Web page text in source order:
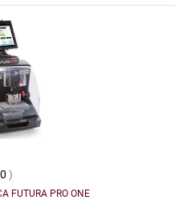
0 )
FUTURA PRO ONE